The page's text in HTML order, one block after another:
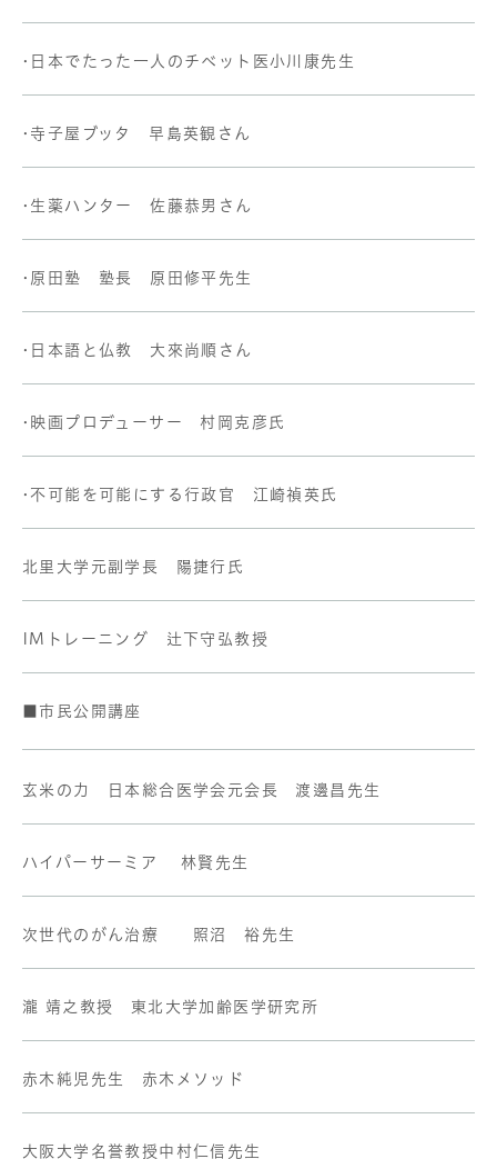
•日本でたった一人のチベット医小川康先生
•寺子屋ブッタ 早島英観さん
•生薬ハンター 佐藤恭男さん
•原田塾 塾長 原田修平先生
•日本語と仏教 大來尚順さん
•映画プロデューサー 村岡克彦氏
•不可能を可能にする行政官 江崎禎英氏
北里大学元副学長 陽捷行氏
IMトレーニング 辻下守弘教授
■市民公開講座
玄米の力 日本総合医学会元会長 渡邊昌先生
ハイパーサーミア 林賢先生
次世代のがん治療 照沼 裕先生
瀧 靖之教授 東北大学加齢医学研究所
赤木純児先生 赤木メソッド
大阪大学名誉教授中村仁信先生